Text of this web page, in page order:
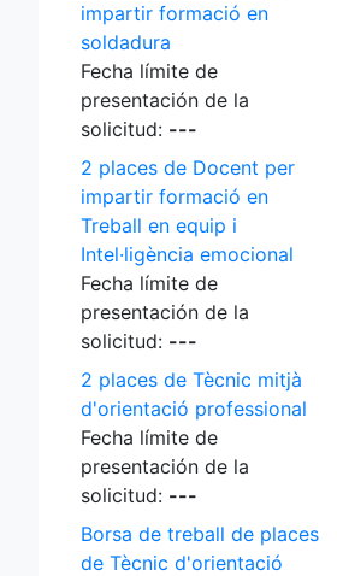
impartir formació en
soldadura
Fecha límite de
presentación de la
solicitud: ---
2 places de Docent per
impartir formació en
Treball en equip i
Intel·ligència emocional
Fecha límite de
presentación de la
solicitud: ---
2 places de Tècnic mitjà
d'orientació professional
Fecha límite de
presentación de la
solicitud: ---
Borsa de treball de places
de Tècnic d'orientació